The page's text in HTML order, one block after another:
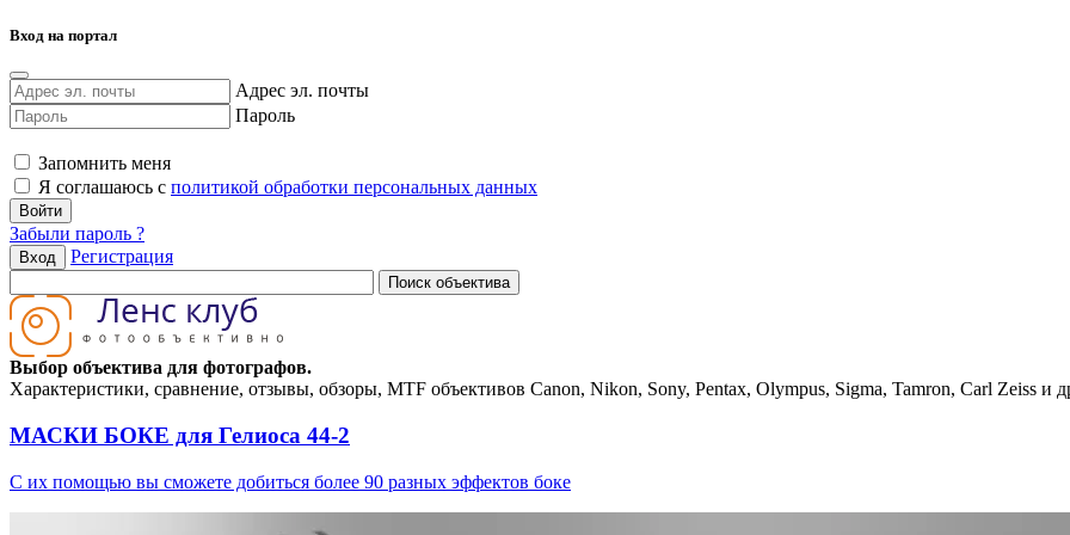
Вход на портал
Адрес эл. почты
Пароль
Запомнить меня
Я соглашаюсь с политикой обработки персональных данных
Забыли пароль ?
Вход Регистрация
Выбор объектива для фотографов.
Характеристики, сравнение, отзывы, обзоры, MTF объективов Canon, Nikon, Sony, Pentax, Olympus, Sigma, Tamron, Carl Zeiss и
МАСКИ БОКЕ для Гелиоса 44-2
С их помощью вы сможете добиться более 90 разных эффектов боке